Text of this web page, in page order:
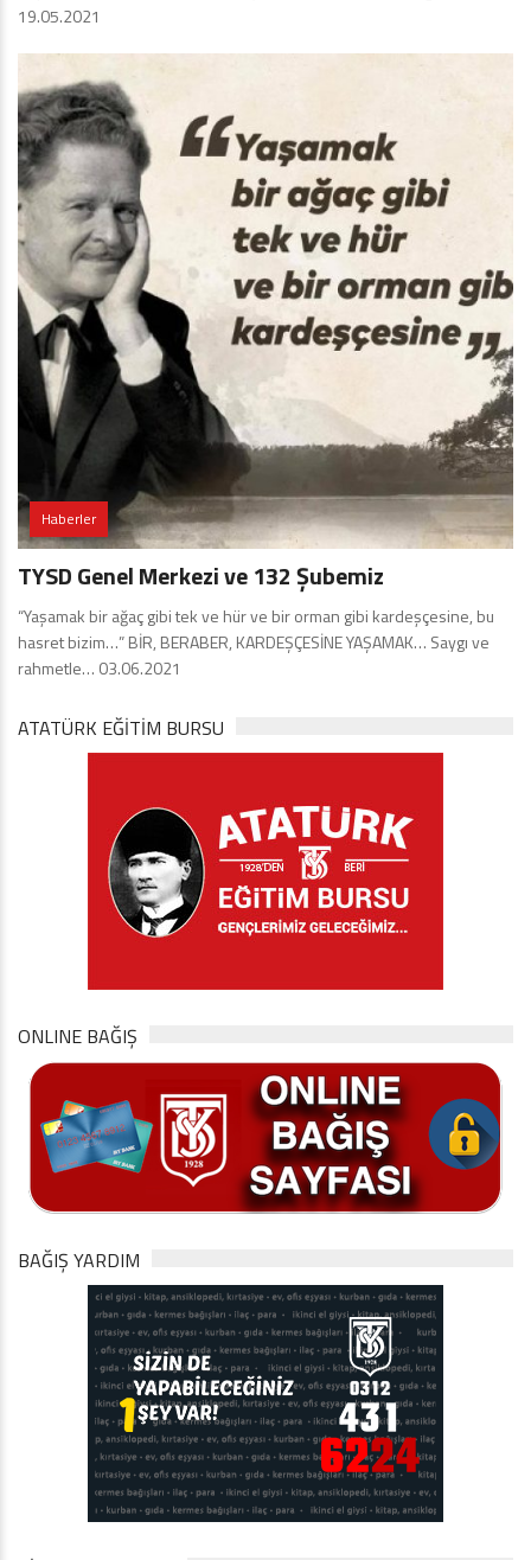
19.05.2021
Haberler
TYSD Genel Merkezi ve 132 Şubemiz
“Yaşamak bir ağaç gibi tek ve hür ve bir orman gibi kardeşçesine, bu
hasret bizim…” BİR, BERABER, KARDEŞÇESİNE YAŞAMAK… Saygı ve
rahmetle… 03.06.2021
ATATÜRK EĞITIM BURSU
ONLINE BAĞIŞ
BAĞIŞ YARDIM